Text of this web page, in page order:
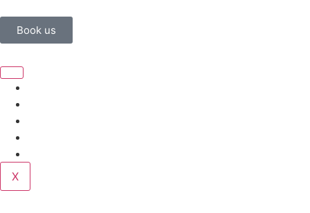
Book us
X